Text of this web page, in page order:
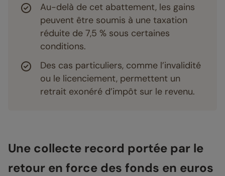
Au-delà de cet abattement, les gains
peuvent être soumis à une taxation
réduite de 7,5 % sous certaines
conditions.
Des cas particuliers, comme l’invalidité
ou le licenciement, permettent un
retrait exonéré d’impôt sur le revenu.
Une collecte record portée par le
retour en force des fonds en euros